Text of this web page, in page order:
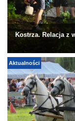
Kostrza. Relacja z
Aktualności